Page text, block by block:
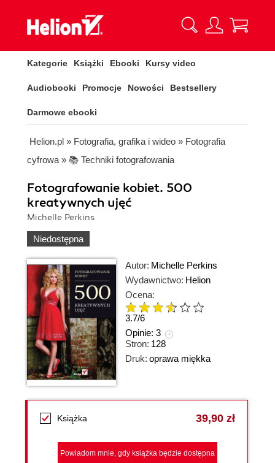
Kategorie Książki Ebooki Kursy video
Audiobooki Promocje Nowości Bestsellery
Darmowe ebooki
Helion.pl » Fotografia, grafika i wideo » Fotografia
cyfrowa » 📚 Techniki fotografowania
Fotografowanie kobiet. 500
kreatywnych ujęć
Michelle Perkins
Niedostępna
Autor: Michelle Perkins
Wydawnictwo: Helion
Ocena:
3.7/6
Opinie: 3
Stron: 128
Druk: oprawa miękka
Książka 39,90 zł
Powiadom mnie, gdy książka będzie dostępna